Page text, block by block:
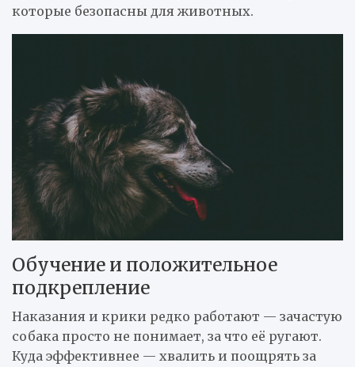
которые безопасны для животных.
Обучение и положительное
подкрепление
Наказания и крики редко работают — зачастую
собака просто не понимает, за что её ругают.
Куда эффективнее — хвалить и поощрять за